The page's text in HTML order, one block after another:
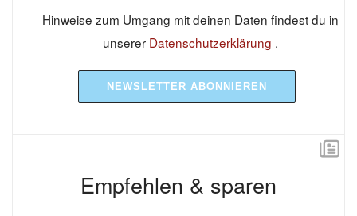
Hinweise zum Umgang mit deinen Daten findest du in
unserer Datenschutzerklärung .
NEWSLETTER ABONNIEREN
Empfehlen & sparen